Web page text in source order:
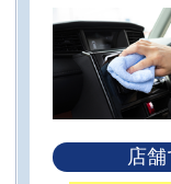
店